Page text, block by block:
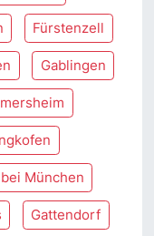
Fürstenzell
Gablingen
München
Gattendorf